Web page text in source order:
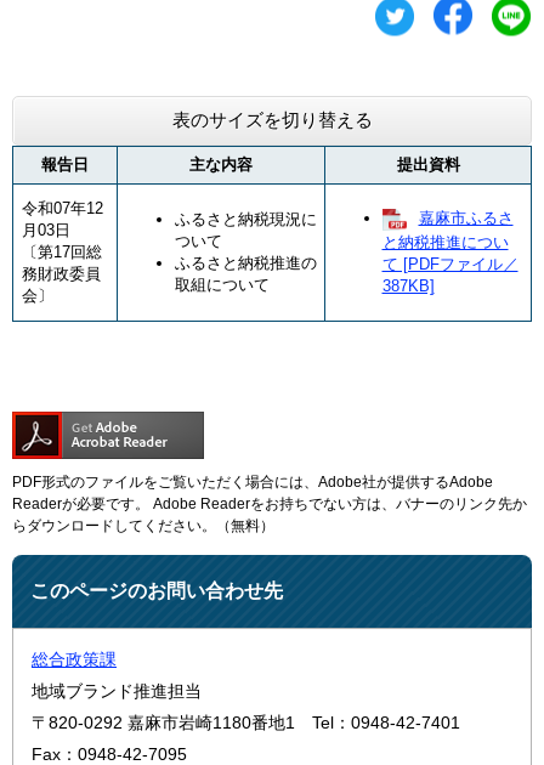
表のサイズを切り替える
報告日 主な内容 提出資料
令和07年12
月03日
〔第17回総
務財政委員
会〕
​​ふるさと納税現況に
ついて
ふるさと納税推進の
取組について
嘉麻市ふるさ
と納税推進につい
て [PDFファイル／
387KB]
PDF形式のファイルをご覧いただく場合には、Adobe社が提供するAdobe
Readerが必要です。
Adobe Readerをお持ちでない方は、バナーのリンク先か
らダウンロードしてください。（無料）
このページのお問い合わせ先
総合政策課
地域ブランド推進担当
〒820-0292 嘉麻市岩崎1180番地1
Tel：0948-42-7401
Fax：0948-42-7095